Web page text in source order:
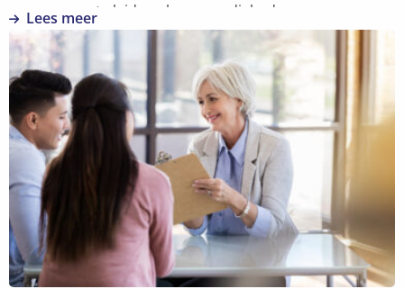
maar concrete leiderschapsvaardigheden.
Lees meer
Lees
meer
over
Toekomstgericht
leiderschap:
vertrouwen
geven,
ruimte
maken
en
koers
houden